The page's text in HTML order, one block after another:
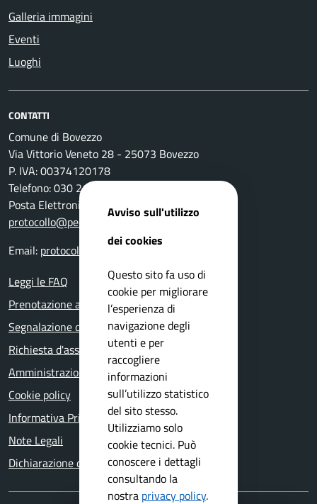
Galleria immagini
Eventi
Luoghi
CONTATTI
Comune di Bovezzo
Via Vittorio Veneto 28 - 25073 Bovezzo
P. IVA: 00374120178
Telefono: 030 2111 211
Posta Elettronica Certificata:
protocollo@pec.comune.bovezzo.bs.it
Email: protocollo@comune.bovezzo.bs.it
Leggi le FAQ
Prenotazione appuntamento
Segnalazione disservizio
Richiesta d'assistenza
Amministrazione trasparente
Cookie policy
Informativa Privacy
Note Legali
Dichiarazione di accessibilità
Avviso sull'utilizzo
dei cookies
Questo sito fa uso di
cookie per migliorare
l’esperienza di
navigazione degli
utenti e per
raccogliere
informazioni
sull’utilizzo statistico
del sito stesso.
Utilizziamo solo
cookie tecnici. Può
conoscere i dettagli
consultando la
nostra privacy policy.